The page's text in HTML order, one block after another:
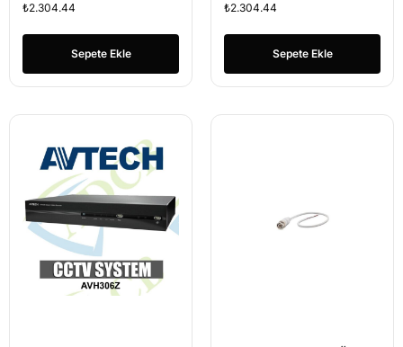
₺2.304.44
Sepete Ekle
Kayıt) 6mp Solar
₺2.304.44
Sepete Ekle